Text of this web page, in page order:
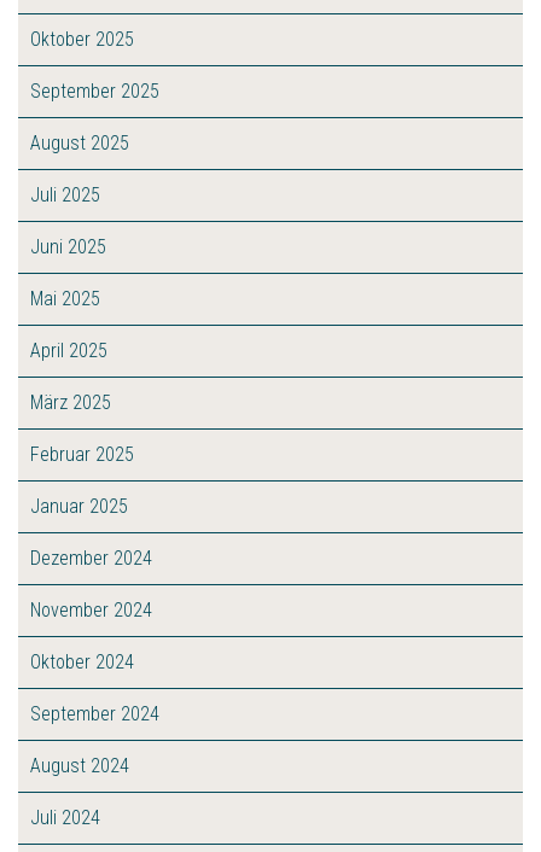
Oktober 2025
September 2025
August 2025
Juli 2025
Juni 2025
Mai 2025
April 2025
März 2025
Februar 2025
Januar 2025
Dezember 2024
November 2024
Oktober 2024
September 2024
August 2024
Juli 2024